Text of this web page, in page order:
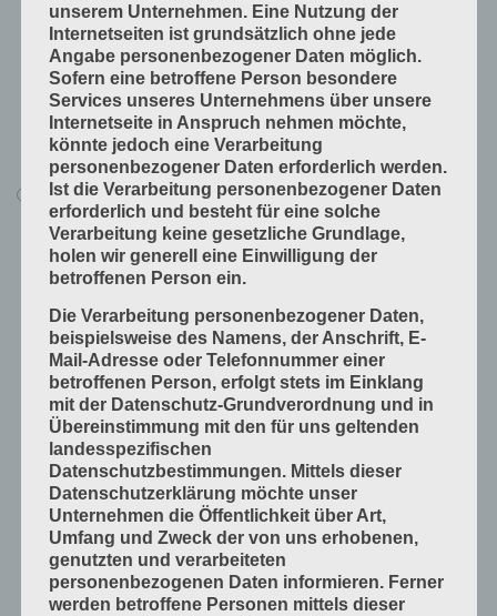
Produkte handwerklich herstellen
Produkte industriell herstellen
Technische Grundlagen
Verfahrenstechniken
Vorprodukte und Produktdaten
Alle Lerninhalte
Druck
Arbeitsabläufe in der Druckerei
Druckformen
Druckprodukte herstellen
Druckprodukte veredeln
Druckprojekte umsetzen
Druckverfahren und Druckdaten
Mess- und Prüfverfahren
Offsetdruckmaschinen
Prozess-Standards in Druckverfahren
Verfahrenstechniken
unserem Unternehmen. Eine Nutzung der
Internetseiten ist grundsätzlich ohne jede
Angabe personenbezogener Daten möglich.
Sofern eine betroffene Person besondere
Services unseres Unternehmens über unsere
Internetseite in Anspruch nehmen möchte,
könnte jedoch eine Verarbeitung
personenbezogener Daten erforderlich werden.
Ist die Verarbeitung personenbezogener Daten
erforderlich und besteht für eine solche
Verarbeitung keine gesetzliche Grundlage,
holen wir generell eine Einwilligung der
betroffenen Person ein.
Die Verarbeitung personenbezogener Daten,
beispielsweise des Namens, der Anschrift, E-
Mail-Adresse oder Telefonnummer einer
betroffenen Person, erfolgt stets im Einklang
mit der Datenschutz-Grundverordnung und in
Übereinstimmung mit den für uns geltenden
landesspezifischen
Datenschutzbestimmungen. Mittels dieser
Datenschutzerklärung möchte unser
Unternehmen die Öffentlichkeit über Art,
Umfang und Zweck der von uns erhobenen,
genutzten und verarbeiteten
personenbezogenen Daten informieren. Ferner
werden betroffene Personen mittels dieser